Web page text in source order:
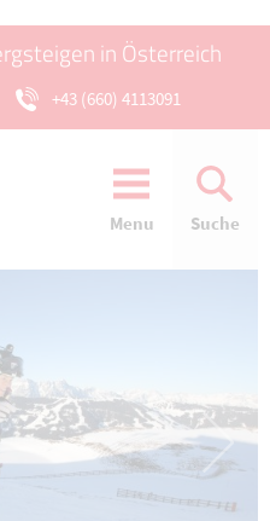
in Österreich
+43 (660) 4113091
Menu Suche